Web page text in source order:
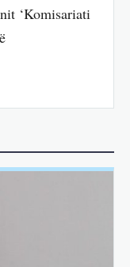
‘Komisariati